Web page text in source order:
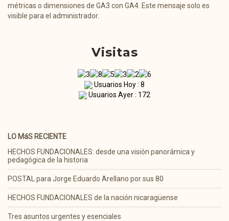
métricas o dimensiones de GA3 con GA4. Este mensaje solo es
visible para el administrador.
Visitas
Usuarios Hoy : 8
Usuarios Ayer : 172
LO MáS RECIENTE
HECHOS FUNDACIONALES: desde una visión panorámica y
pedagógica de la historia
POSTAL para Jorge Eduardo Arellano por sus 80
HECHOS FUNDACIONALES de la nación nicaragüense
Tres asuntos urgentes y esenciales